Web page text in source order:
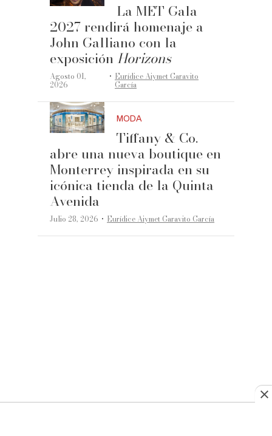
La MET Gala
2027 rendirá homenaje a
John Galliano con la
exposición Horizons
Agosto 01,
2026 ·Eurídice Aiymet Garavito
García
MODA
Tiffany & Co.
abre una nueva boutique en
Monterrey inspirada en su
icónica tienda de la Quinta
Avenida
Julio 28, 2026 ·Eurídice Aiymet Garavito García